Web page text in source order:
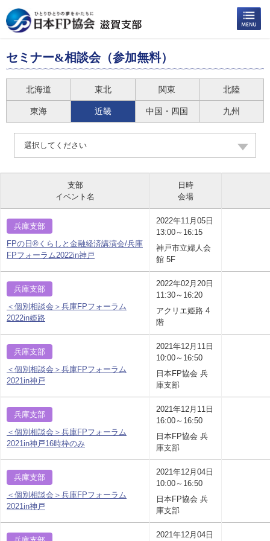
セミナー&相談会（参加無料）
北海道 東北 関東 北陸
東海 近畿 中国・四国 九州
選択してください
支部
イベント名
日時
会場
兵庫支部
FPの日®くらしと金融経済講演会/兵庫
FPフォーラム2022in神戸
2022年11月05日
13:00～16:15
神戸市立婦人会
館 5F
兵庫支部
＜個別相談会＞兵庫FPフォーラム
2022in姫路
2022年02月20日
11:30～16:20
アクリエ姫路 4
階
兵庫支部
＜個別相談会＞兵庫FPフォーラム
2021in神戸
2021年12月11日
10:00～16:50
日本FP協会 兵
庫支部
兵庫支部
＜個別相談会＞兵庫FPフォーラム
2021in神戸16時枠のみ
2021年12月11日
16:00～16:50
日本FP協会 兵
庫支部
兵庫支部
＜個別相談会＞兵庫FPフォーラム
2021in神戸
2021年12月04日
10:00～16:50
日本FP協会 兵
庫支部
2021年12月04日